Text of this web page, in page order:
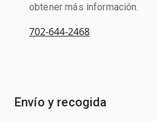
obtener más información.
702-644-2468
Envío y recogida